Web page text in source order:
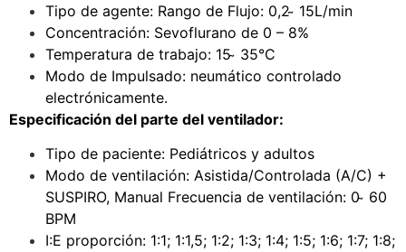
Tipo de agente: Rango de Flujo: 0,2 ̴ 15L/min
Concentración: Sevoflurano de 0 – 8%
Temperatura de trabajo: 15 ̴ 35°C
Modo de Impulsado: neumático controlado
electrónicamente.
Especificación del parte del ventilador:
Tipo de paciente: Pediátricos y adultos
Modo de ventilación: Asistida/Controlada (A/C) +
SUSPIRO, Manual Frecuencia de ventilación: 0 ̴ 60
BPM
I:E proporción: 1:1; 1:1,5; 1:2; 1:3; 1:4; 1:5; 1:6; 1:7; 1:8;